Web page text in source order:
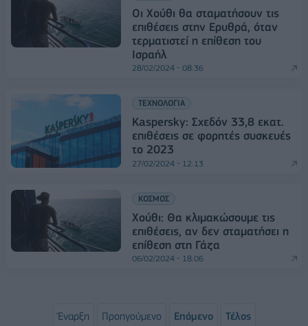
Οι Χούθι θα σταματήσουν τις
επιθέσεις στην Ερυθρά, όταν
τερματιστεί η επίθεση του
Ισραήλ
28/02/2024 - 08:36
ΤΕΧΝΟΛΟΓΙΑ
Kaspersky: Σχεδόν 33,8 εκατ.
επιθέσεις σε φορητές συσκευές
το 2023
27/02/2024 - 12:13
ΚΟΣΜΟΣ
Χούθι: Θα κλιμακώσουμε τις
επιθέσεις, αν δεν σταματήσει η
επίθεση στη Γάζα
06/02/2024 - 18:06
Έναρξη Προηγούμενο Επόμενο Τέλος